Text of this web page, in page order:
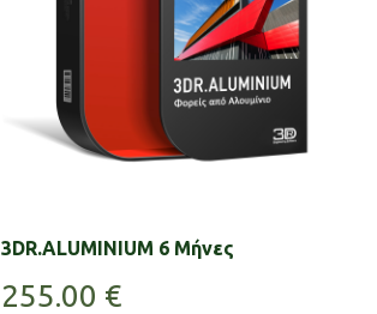
3DR.ALUMINIUM 6 Μήνες
255.00 €